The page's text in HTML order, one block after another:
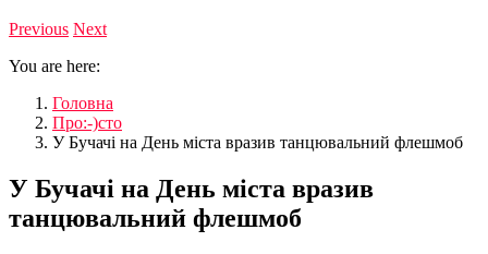
Previous Next
You are here:
Головна
Про:-)сто
У Бучачі на День міста вразив танцювальний флешмоб
У Бучачі на День міста вразив
танцювальний флешмоб